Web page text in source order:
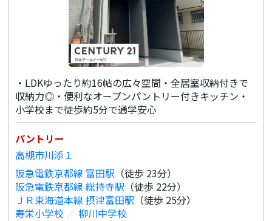
・LDKゆったり約16帖の広々空間・全居室収納付きで
収納力◎・便利なオープンパントリー付きキッチン・
小学校まで徒歩約5分で通学安心
パントリー
高槻市川添１
阪急電鉄京都線 富田駅 （徒歩 23分）
阪急電鉄京都線 総持寺駅 （徒歩 22分）
ＪＲ東海道本線 摂津富田駅 （徒歩 25分）
寿栄小学校 ／ 柳川中学校